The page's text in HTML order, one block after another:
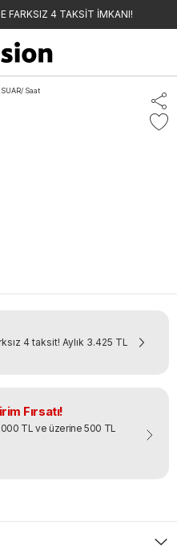
FARKSIZ 4 TAKSİT İMKANI!
/ Saat
4 taksit! Aylık 3.425 TL
Fırsatı!
TL ve üzerine 500 TL